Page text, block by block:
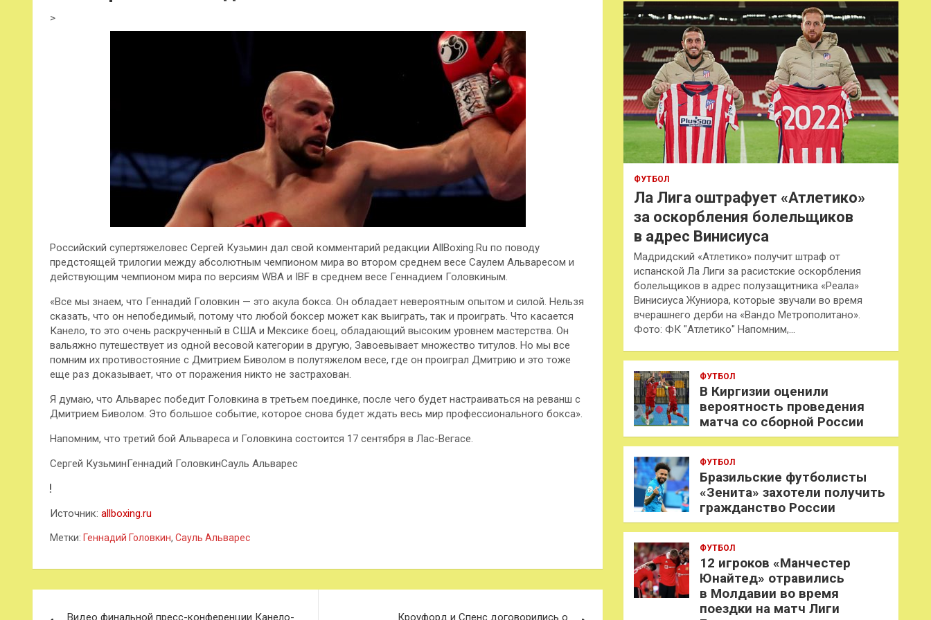
>
Российский супертяжеловес Сергей Кузьмин дал свой комментарий редакции AllBoxing.Ru по поводу
предстоящей трилогии между абсолютным чемпионом мира во втором среднем весе Саулем Альваресом и
действующим чемпионом мира по версиям WBA и IBF в среднем весе Геннадием Головкиным.
«Все мы знаем, что Геннадий Головкин — это акула бокса. Он обладает невероятным опытом и силой. Нельзя
сказать, что он непобедимый, потому что любой боксер может как выиграть, так и проиграть. Что касается
Канело, то это очень раскрученный в США и Мексике боец, обладающий высоким уровнем мастерства. Он
вальяжно путешествует из одной весовой категории в другую, Завоевывает множество титулов. Но мы все
помним их противостояние с Дмитрием Биволом в полутяжелом весе, где он проиграл Дмитрию и это тоже
еще раз доказывает, что от поражения никто не застрахован.
Я думаю, что Альварес победит Головкина в третьем поединке, после чего будет настраиваться на реванш с
Дмитрием Биволом. Это большое событие, которое снова будет ждать весь мир профессионального бокса».
Напомним, что третий бой Альвареса и Головкина состоится 17 сентября в Лас-Вегасе.
Сергей КузьминГеннадий ГоловкинСауль Альварес
Источник: allboxing.ru
Метки: Геннадий Головкин, Сауль Альварес
Видео финальной пресс-конференции Канело-
Кроуфорд и Спенс договорились о
к
ФУТБОЛ
Ла Лига оштрафует «Атлетико»
за оскорбления болельщиков
в адрес Винисиуса
Мадридский «Атлетико» получит штраф от
испанской Ла Лиги за расистские оскорбления
болельщиков в адрес полузащитника «Реала»
Винисиуса Жуниора, которые звучали во время
вчерашнего дерби на «Вандо Метрополитано».
Фото: ФК "Атлетико" Напомним,…
ФУТБОЛ
В Киргизии оценили
вероятность проведения
матча со сборной России
ФУТБОЛ
Бразильские футболисты
«Зенита» захотели получить
гражданство России
ФУТБОЛ
12 игроков «Манчестер
Юнайтед» отравились
в Молдавии во время
поездки на матч Лиги